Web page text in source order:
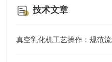
技术文章
真空乳化机工艺操作：规范